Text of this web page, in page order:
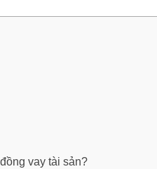
vay tài sản?